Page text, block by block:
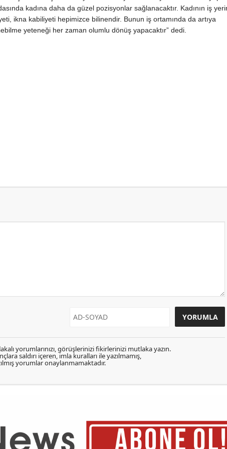
kadına daha da güzel pozisyonlar sağlanacaktır. Kadının iş
ikna kabiliyeti hepimizce bilinendir. Bunun iş ortamında da artıya
yeteneği her zaman olumlu dönüş yapacaktır” dedi.
yorumlarınızı, görüşlerinizi fikirlerinizi mutlaka yazın.
saldırı içeren, imla kuralları ile yazılmamış,
yorumlar onaylanmamaktadır.